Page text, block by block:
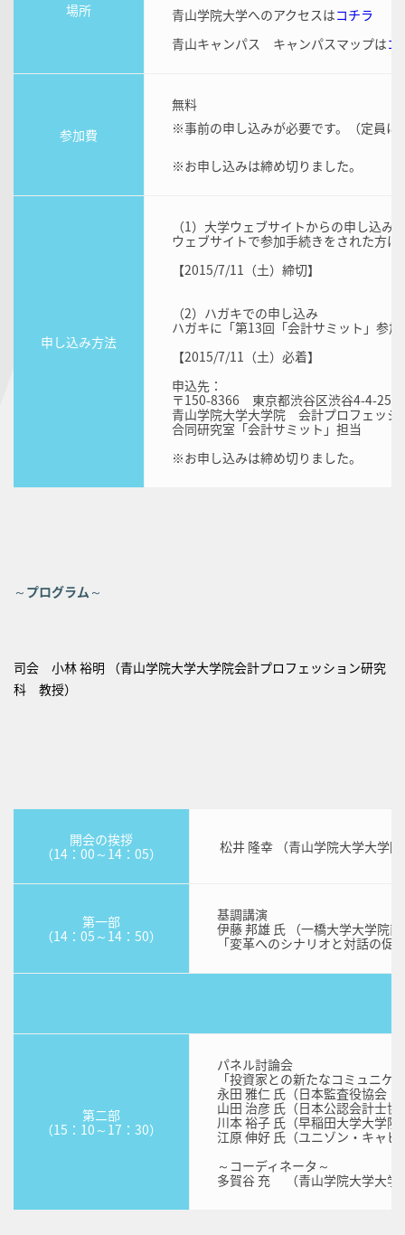
場所 青山学院大学へのアクセスはコチラ
青山キャンパス キャンパスマップはコ
参加費
無料
※事前の申し込みが必要です。（定員に
※お申し込みは締め切りました。
申し込み方法
（1）大学ウェブサイトからの申し込み
ウェブサイトで参加手続きをされた方
【2015/7/11（土）締切】
（2）ハガキでの申し込み
ハガキに「第13回「会計サミット」参
【2015/7/11（土）必着】
申込先：
〒150-8366 東京都渋谷区渋谷4-4-25
青山学院大学大学院 会計プロフェッシ
合同研究室「会計サミット」担当
※お申し込みは締め切りました。
～プログラム～
司会 小林 裕明 （青山学院大学大学院会計プロフェッション研究
科 教授）
開会の挨拶
（14：00～14：05）
松井 隆幸 （青山学院大学大学
第一部
（14：05～14：50）
基調講演
伊藤 邦雄 氏 （一橋大学大学院
「変革へのシナリオと対話の促
第二部
（15：10～17：30）
パネル討論会
「投資家との新たなコミュニ
永田 雅仁 氏（日本監査役協会
山田 治彦 氏（日本公認会計士
川本 裕子 氏（早稲田大学大学
江原 伸好 氏（ユニゾン・キャ
～コーディネータ～
多賀谷 充 （青山学院大学大